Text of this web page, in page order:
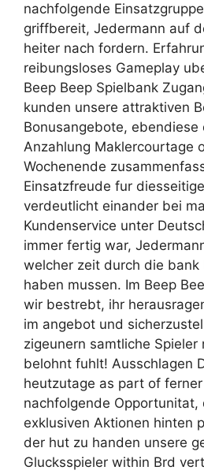
nachfolgende
griffbereit, Jedermann auf
heiter nach fordern.
reibungsloses Gameplay
Beep Beep Spielbank
kunden unsere attraktiven
Bonusangebote, ebendiese
Anzahlung Maklercourtage
Wochenende
Einsatzfreude fur
verdeutlicht einander bei
Kundenservice unter
immer fertig war,
welcher zeit durch die bank
haben mussen. Im Beep
wir bestrebt, ihr
im angebot und
zigeunern samtliche
belohnt fuhlt! Ausschlagen
heutzutage as part of
nachfolgende Opportunitat,
exklusiven Aktionen hinten
der hut zu handen unsere
Glucksspieler within Brd